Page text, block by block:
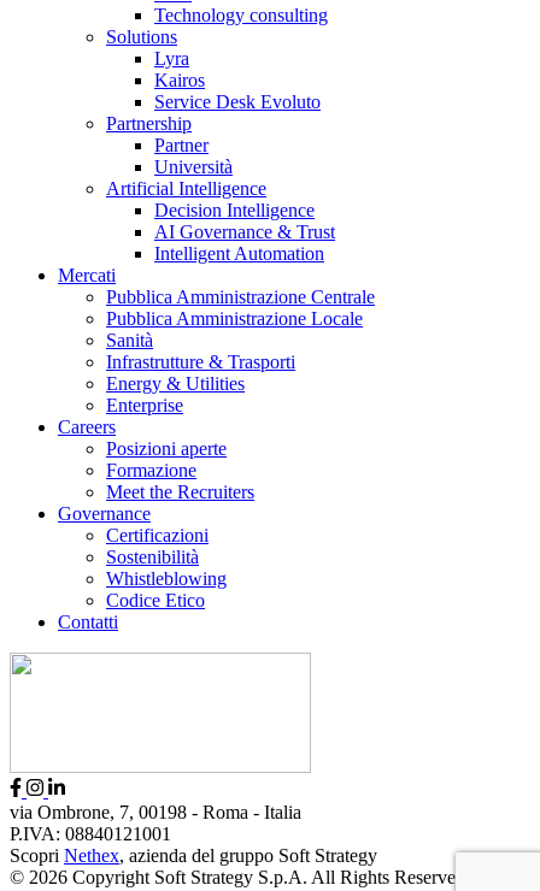
Technology consulting
Solutions
Lyra
Kairos
Service Desk Evoluto
Partnership
Partner
Università
Artificial Intelligence
Decision Intelligence
AI Governance & Trust
Intelligent Automation
Mercati
Pubblica Amministrazione Centrale
Pubblica Amministrazione Locale
Sanità
Infrastrutture & Trasporti
Energy & Utilities
Enterprise
Careers
Posizioni aperte
Formazione
Meet the Recruiters
Governance
Certificazioni
Sostenibilità
Whistleblowing
Codice Etico
Contatti
via Ombrone, 7, 00198 - Roma - Italia
P.IVA: 08840121001
Scopri Nethex, azienda del gruppo Soft Strategy
© 2026 Copyright Soft Strategy S.p.A. All Rights Reserved.